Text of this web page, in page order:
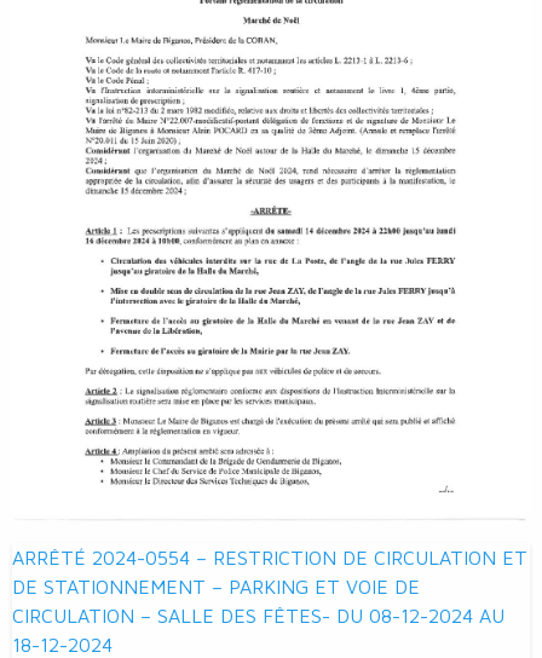
Navigation
de
l’article
ARRÊTÉ 2024-0554 – RESTRICTION DE CIRCULATION ET
DE STATIONNEMENT – PARKING ET VOIE DE
CIRCULATION – SALLE DES FÊTES- DU 08-12-2024 AU
18-12-2024